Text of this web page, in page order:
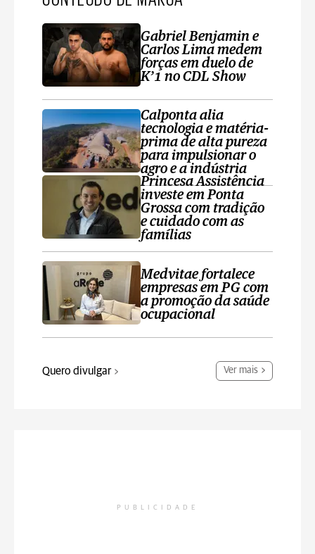
Gabriel Benjamin e
Carlos Lima medem
forças em duelo de
K’1 no CDL Show
Calponta alia
tecnologia e matéria-
prima de alta pureza
para impulsionar o
agro e a indústria
Princesa Assistência
investe em Ponta
Grossa com tradição
e cuidado com as
famílias
Medvitae fortalece
empresas em PG com
a promoção da saúde
ocupacional
Quero divulgar Ver mais
PUBLICIDADE